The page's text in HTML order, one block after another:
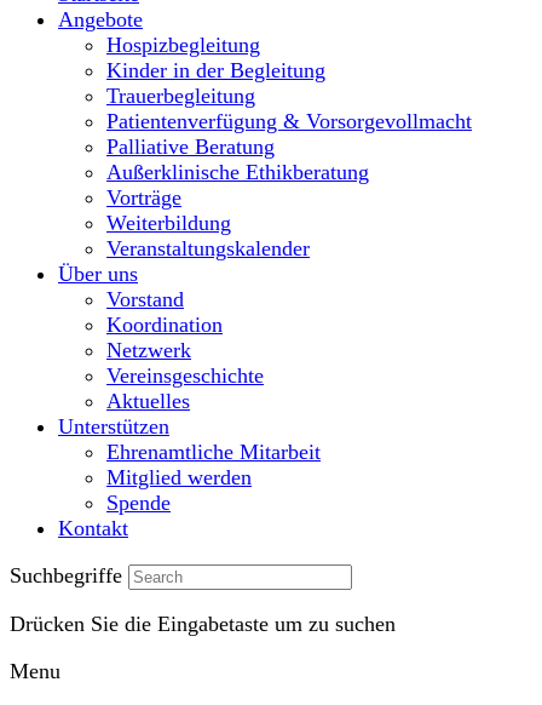
Angebote
Hospizbegleitung
Kinder in der Begleitung
Trauerbegleitung
Patientenverfügung & Vorsorgevollmacht
Palliative Beratung
Außerklinische Ethikberatung
Vorträge
Weiterbildung
Veranstaltungskalender
Über uns
Vorstand
Koordination
Netzwerk
Vereinsgeschichte
Aktuelles
Unterstützen
Ehrenamtliche Mitarbeit
Mitglied werden
Spende
Kontakt
Suchbegriffe
Drücken Sie die Eingabetaste um zu suchen
Menu